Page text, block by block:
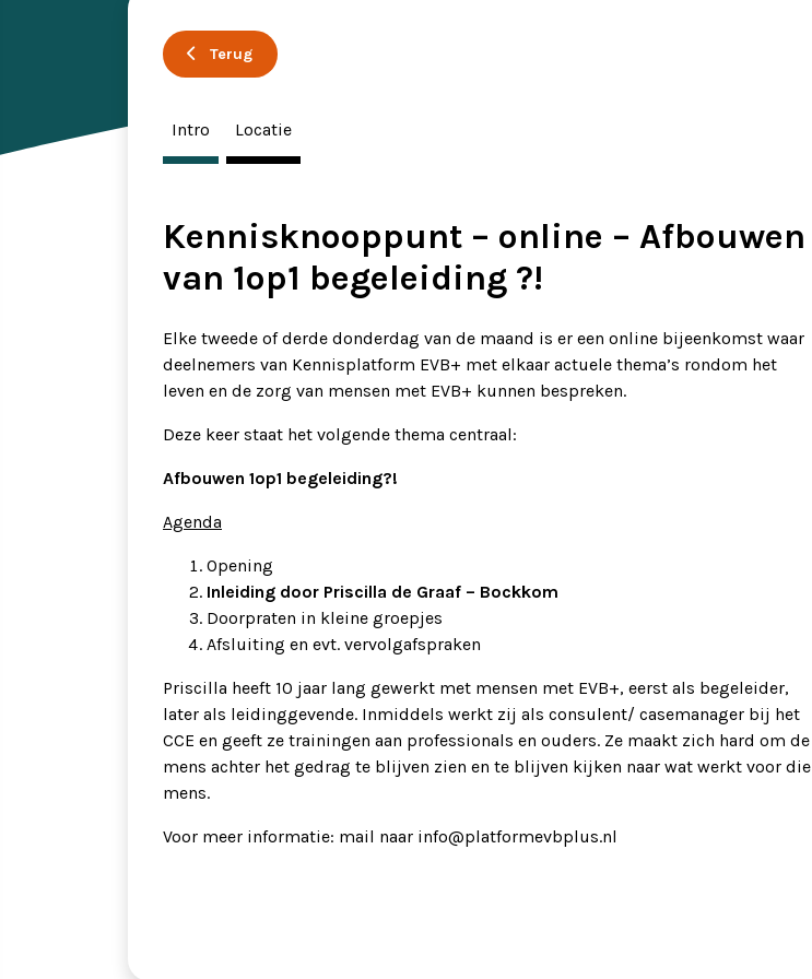
Terug
Intro Locatie
Kennisknooppunt – online – Afbouwen
van 1op1 begeleiding ?!
Elke tweede of derde donderdag van de maand is er een online bijeenkomst waar
deelnemers van Kennisplatform EVB+ met elkaar actuele thema’s rondom het
leven en de zorg van mensen met EVB+ kunnen bespreken.
Deze keer staat het volgende thema centraal:
Afbouwen 1op1 begeleiding?!
Agenda
Opening
Inleiding door Priscilla de Graaf – Bockkom
Doorpraten in kleine groepjes
Afsluiting en evt. vervolgafspraken
Priscilla heeft 10 jaar lang gewerkt met mensen met EVB+, eerst als begeleider,
later als leidinggevende. Inmiddels werkt zij als consulent/ casemanager bij het
CCE en geeft ze trainingen aan professionals en ouders. Ze maakt zich hard om de
mens achter het gedrag te blijven zien en te blijven kijken naar wat werkt voor die
mens.
Voor meer informatie: mail naar info@platformevbplus.nl